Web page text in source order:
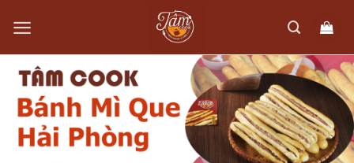
content